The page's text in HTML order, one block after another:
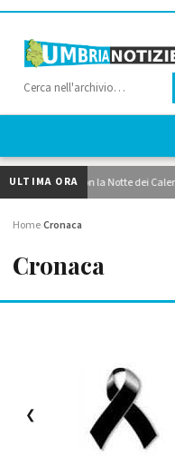
ULTIMA ORA
i motori con la Notte dei Calendari
HomeCronaca
Cronaca
❮